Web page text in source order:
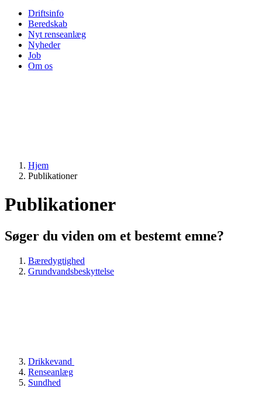
Driftsinfo
Beredskab
Nyt renseanlæg
Nyheder
Job
Om os
Hjem
Publikationer
Publikationer
Søger du viden om et bestemt emne?
Bæredygtighed
Grundvandsbeskyttelse
Drikkevand
Renseanlæg
Sundhed